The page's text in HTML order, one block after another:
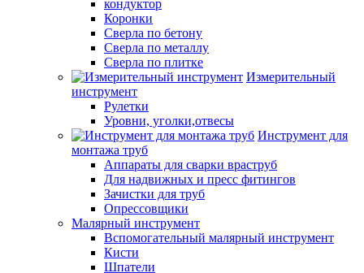
кондуктор
Коронки
Сверла по бетону
Сверла по металлу
Сверла по плитке
Измерительный
инструмент
Рулетки
Уровни, уголки,отвесы
Инструмент для
монтажа труб
Аппараты для сварки враструб
Для надвижных и пресс фитингов
Зачистки для труб
Опрессовщики
Малярный инструмент
Вспомогательный малярный инструмент
Кисти
Шпатели